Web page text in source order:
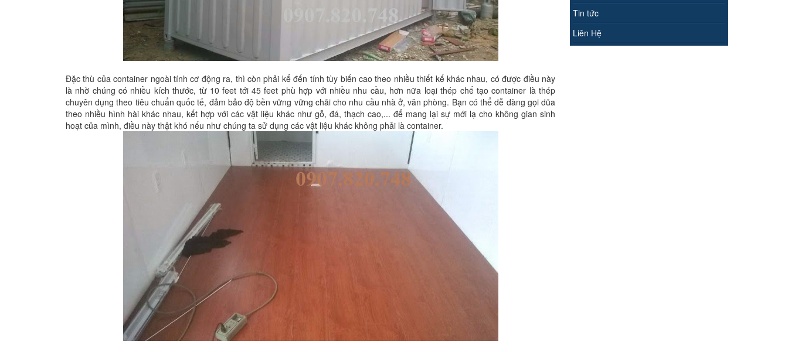
Đặc thù của container ngoài tính cơ động ra, thì còn phải kể đến tính tùy biến cao theo nhiều thiết kế khác nhau, có được điều này
là nhờ chúng có nhiều kích thước, từ 10 feet tới 45 feet phù hợp với nhiều nhu cầu, hơn nữa loại thép chế tạo container là thép
chuyên dụng theo tiêu chuẩn quốc tế, đảm bảo độ bền vững vững chãi cho nhu cầu nhà ở, văn phòng. Bạn có thể dễ dàng gọi dũa
theo nhiều hình hài khác nhau, kết hợp với các vật liệu khác như gỗ, đá, thạch cao,... để mang lại sự mới lạ cho không gian sinh
hoạt của mình, điều này thật khó nếu như chúng ta sử dụng các vật liệu khác không phải là container.
Tin tức
Liên Hệ